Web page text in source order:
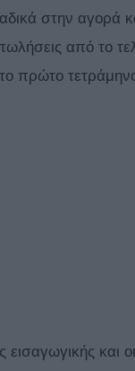
στην αγορά
από το
πρώτο
εισαγωγικής και